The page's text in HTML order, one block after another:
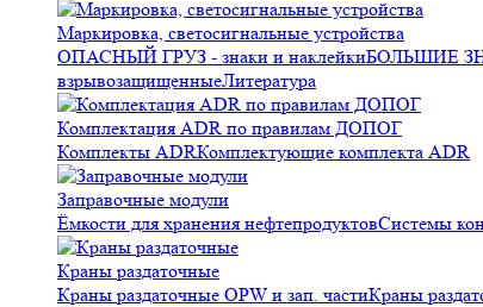
Маркировка, светосигнальные устройства
ОПАСНЫЙ ГРУЗ - знаки и наклейкиБОЛЬШИЕ
взрывозащищенныеЛитература
Комплектация ADR по правилам ДОПОГ
Комплекты ADRКомплектующие комплекта ADR
Заправочные модули
Ёмкости для хранения нефтепродуктовСистемы
Краны раздаточные
Краны раздаточные OPW и зап. частиКраны